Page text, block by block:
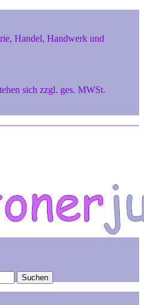
Handel, Handwerk und
sich zzgl. ges. MWSt.
Ostbevern und 48291 Telgte
unter 02532-7242, Mo. - Fr. 8 -
Suchen